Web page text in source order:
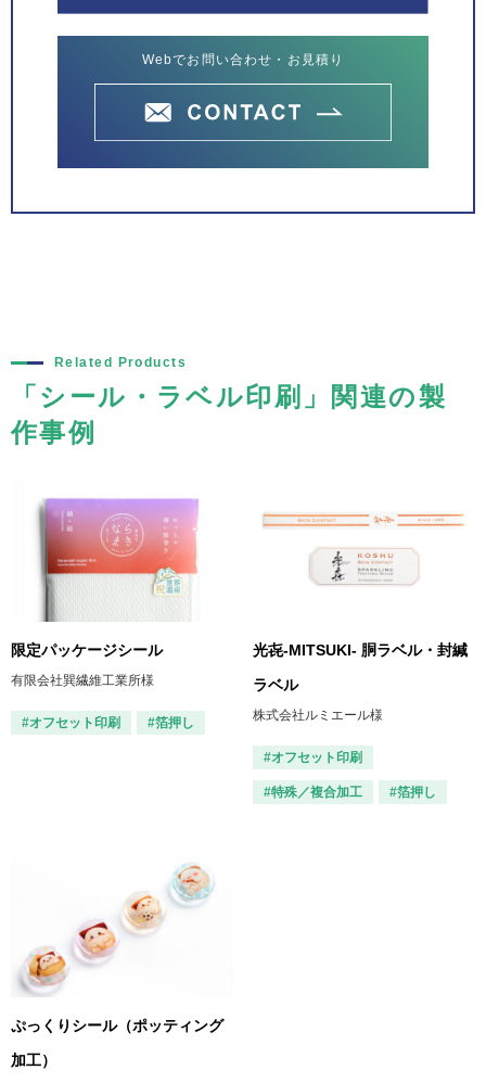
Webでお問い合わせ・お見積り
Related Products
「シール・ラベル印刷」関連の製
作事例
限定パッケージシール
有限会社巽繊維工業所様
#オフセット印刷 #箔押し
光㐂-MITSUKI- 胴ラベル・封緘
ラベル
株式会社ルミエール様
#オフセット印刷
#特殊／複合加工 #箔押し
ぷっくりシール（ポッティング
加工）